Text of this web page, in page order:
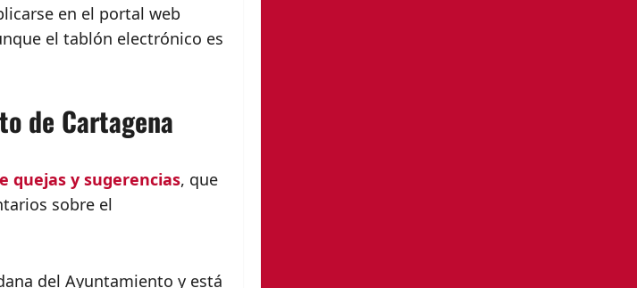
en el portal web
el tablón electrónico es
de Cartagena
quejas y sugerencias, que
sobre el
del Ayuntamiento y está